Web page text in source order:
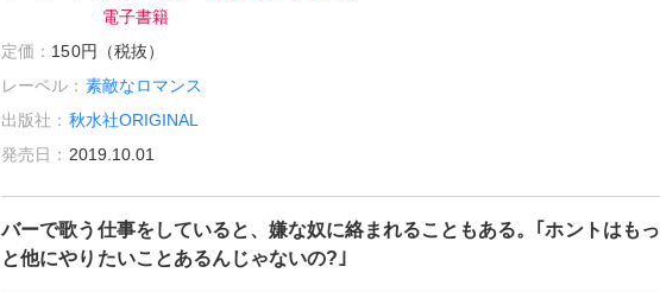
電子書籍
定価： 150円（税抜）
レーベル： 素敵なロマンス
出版社： 秋水社ORIGINAL
発売日： 2019.10.01
バーで歌う仕事をしていると、嫌な奴に絡まれることもある。｢ホントはもっ
と他にやりたいことあるんじゃないの?｣